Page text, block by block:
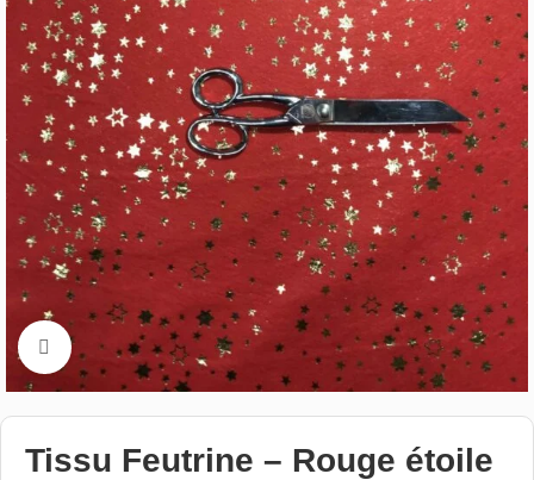
Cliquez pour aggrandir
Tissu Feutrine – Rouge étoile